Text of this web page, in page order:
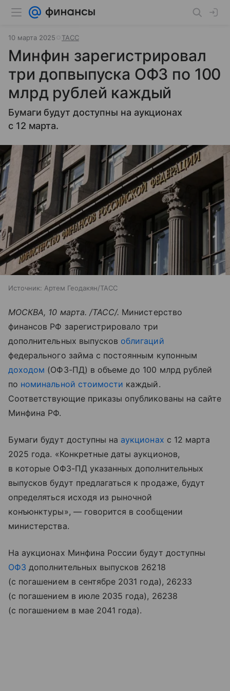
10 марта 2025 ТАСС
Минфин зарегистрировал
три допвыпуска ОФЗ по 100
млрд рублей каждый
Бумаги будут доступны на аукционах
с 12 марта.
Источник: Артем Геодакян/ТАСС
МОСКВА, 10 марта. /ТАСС/. Министерство
финансов РФ зарегистрировало три
дополнительных выпусков облигаций
федерального займа с постоянным купонным
доходом (ОФЗ-ПД) в объеме до 100 млрд рублей
по номинальной стоимости каждый.
Соответствующие приказы опубликованы на сайте
Минфина РФ.
Бумаги будут доступны на аукционах с 12 марта
2025 года. «Конкретные даты аукционов,
в которые ОФЗ-ПД указанных дополнительных
выпусков будут предлагаться к продаже, будут
определяться исходя из рыночной
конъюнктуры», — говорится в сообщении
министерства.
На аукционах Минфина России будут доступны
ОФЗ дополнительных выпусков 26218
(с погашением в сентябре 2031 года), 26233
(с погашением в июле 2035 года), 26238
(с погашением в мае 2041 года).